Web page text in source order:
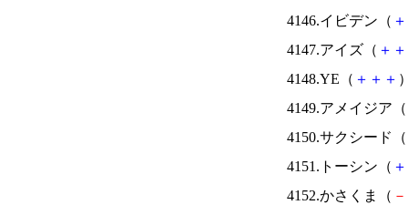
4146.イビデン（ ＋
4147.アイズ（ ＋ ＋
4148.YE（ ＋ ＋ ＋
4149.アメイジア（
4150.サクシード（
4151.トーシン（ ＋
4152.かさくま（ －